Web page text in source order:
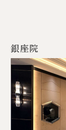
銀座院